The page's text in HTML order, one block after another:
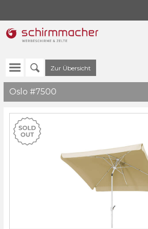
Zur Übersicht
Oslo #7500